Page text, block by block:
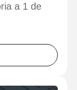
a 1 de